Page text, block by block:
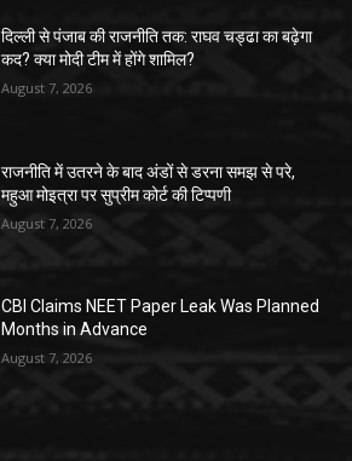
दिल्ली से पंजाब की राजनीति तक: राघव चड्ढा का बढ़ेगा
कद? क्या मोदी टीम में होंगे शामिल?
August 7, 2026
राजनीति में उतरने के बाद अंडों से डरना समझ से परे,
महुआ मोइत्रा पर सुप्रीम कोर्ट की टिप्पणी
August 7, 2026
CBI Claims NEET Paper Leak Was Planned
Months in Advance
August 7, 2026